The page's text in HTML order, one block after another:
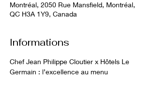
Montréal, 2050 Rue Mansfield, Montréal,
QC H3A 1Y9, Canada
Informations
Chef Jean Philippe Cloutier x Hôtels Le
Germain : l’excellence au menu